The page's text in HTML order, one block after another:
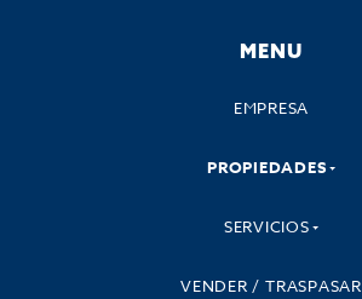
MENU
EMPRESA
PROPIEDADES
SERVICIOS
VENDER / TRASPASAR